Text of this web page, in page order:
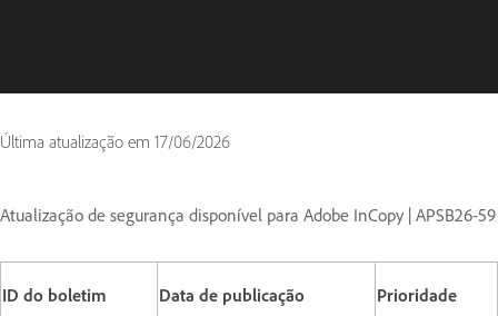
Última atualização em 17/06/2026
Atualização de segurança disponível para Adobe InCopy | APSB26-59
ID do boletim Data de publicação Prioridade